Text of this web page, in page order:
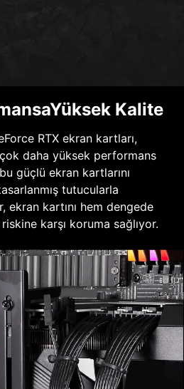
Kalite
RTX ekran kartları,
daha yüksek performans
güçlü ekran kartlarını
tutucularla
ekran kartını hem dengede
karşı koruma sağlıyor.